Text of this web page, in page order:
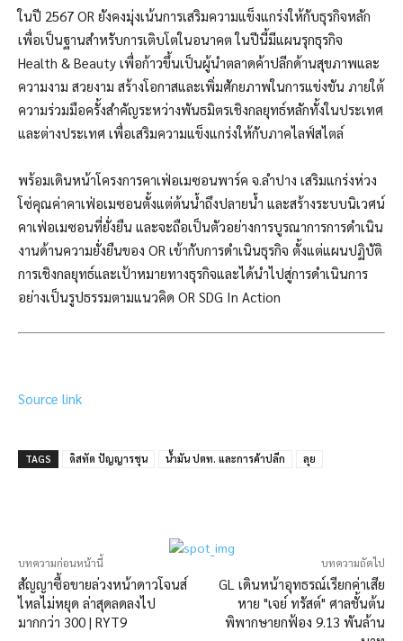
ในปี 2567 OR ยังคงมุ่งเน้นการเสริมความแข็งแกร่งให้กับธุรกิจหลัก
เพื่อเป็นฐานสำหรับการเติบโตในอนาคต ในปีนี้มีแผนรุกธุรกิจ
Health & Beauty เพื่อก้าวขึ้นเป็นผู้นำตลาดค้าปลีกด้านสุขภาพและ
ความงาม สวยงาม สร้างโอกาสและเพิ่มศักยภาพในการแข่งขัน ภายใต้
ความร่วมมือครั้งสำคัญระหว่างพันธมิตรเชิงกลยุทธ์หลักทั้งในประเทศ
และต่างประเทศ เพื่อเสริมความแข็งแกร่งให้กับภาคไลฟ์สไตล์
พร้อมเดินหน้าโครงการคาเฟ่อเมซอนพาร์ค จ.ลำปาง เสริมแกร่งห่วง
โซ่คุณค่าคาเฟ่อเมซอนตั้งแต่ต้นน้ำถึงปลายน้ำ และสร้างระบบนิเวศน์
คาเฟ่อเมซอนที่ยั่งยืน และจะถือเป็นตัวอย่างการบูรณาการการดำเนิน
งานด้านความยั่งยืนของ OR เข้ากับการดำเนินธุรกิจ ตั้งแต่แผนปฏิบัติ
การเชิงกลยุทธ์และเป้าหมายทางธุรกิจและได้นำไปสู่การดำเนินการ
อย่างเป็นรูปธรรมตามแนวคิด OR SDG In Action
Source link
TAGS ดิสทัต ปัญญารชุน น้ำมัน ปตท. และการค้าปลีก ลุย
บทความก่อนหน้านี้
สัญญาซื้อขายล่วงหน้าดาวโจนส์
ไหลไม่หยุด ล่าสุดลดลงไป
มากกว่า 300 | RYT9
บทความถัดไป
GL เดินหน้าอุทธรณ์เรียกค่าเสีย
หาย "เจย์ ทรัสต์" ศาลชั้นต้น
พิพากษายกฟ้อง 9.13 พันล้าน